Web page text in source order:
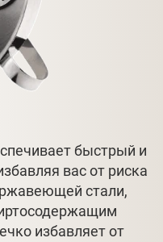
быстрый и
вас от риска
стали,
избавляет от